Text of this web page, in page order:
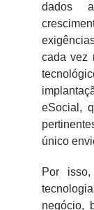
dados
cada vez
eSocial,
único
Por
negócio,